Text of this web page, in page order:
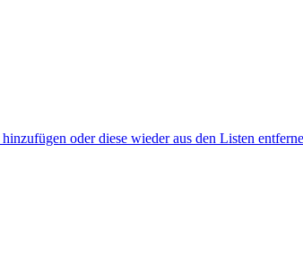
oder diese wieder aus den Listen